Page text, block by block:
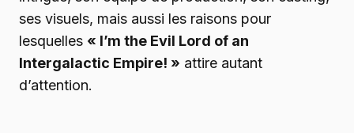
ses visuels, mais aussi les raisons pour
lesquelles « I’m the Evil Lord of an
Intergalactic Empire! » attire autant
d’attention.